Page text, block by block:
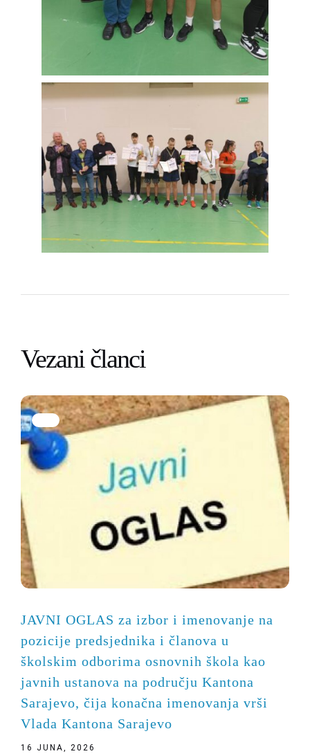
Vezani članci
JAVNI OGLAS za izbor i imenovanje na
pozicije predsjednika i članova u
školskim odborima osnovnih škola kao
javnih ustanova na području Kantona
Sarajevo, čija konačna imenovanja vrši
Vlada Kantona Sarajevo
16 JUNA, 2026